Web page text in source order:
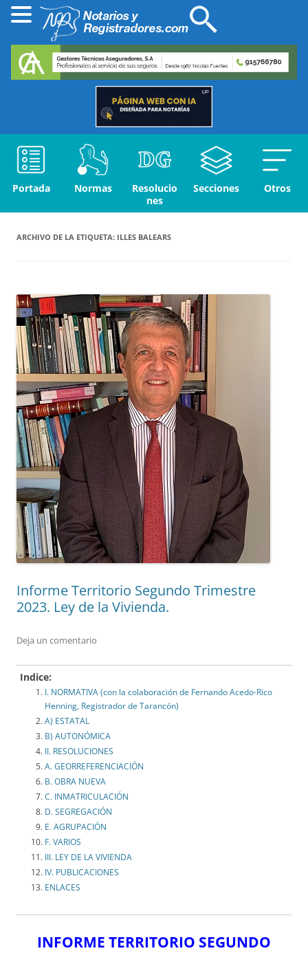
Portada Normas
Resolucio
nes
Secciones Otros
ARCHIVO DE LA ETIQUETA: ILLES BALEARS
Informe Territorio Segundo Trimestre
2023. Ley de la Vivienda.
Deja un comentario
Indice:
I. NORMATIVA (con la colaboración de Fernando Acedo-Rico
Henning, Registrador de Tarancón)
A) ESTATAL
B) AUTONÓMICA
II. RESOLUCIONES
A. GEORREFERENCIACIÓN
B. OBRA NUEVA
C. INMATRICULACIÓN
D. SEGREGACIÓN
E. AGRUPACIÓN
F. VARIOS
III. LEY DE LA VIVIENDA
IV. PUBLICACIONES
ENLACES
INFORME TERRITORIO SEGUNDO